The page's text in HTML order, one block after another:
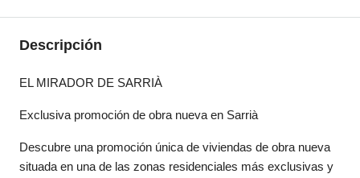
Descripción
EL MIRADOR DE SARRIÀ
Exclusiva promoción de obra nueva en Sarrià
Descubre una promoción única de viviendas de obra nueva
situada en una de las zonas residenciales más exclusivas y